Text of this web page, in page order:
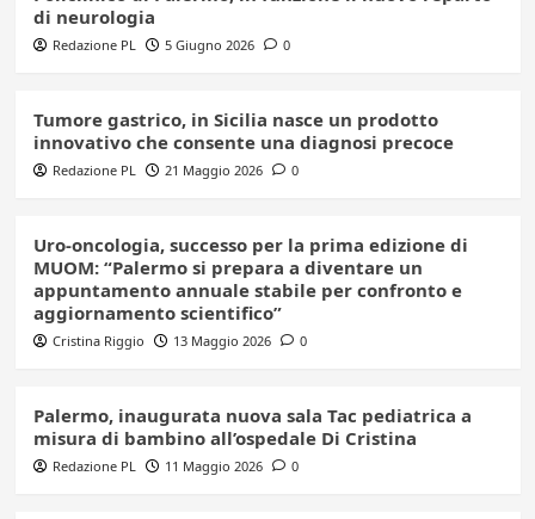
di neurologia
Redazione PL 5 Giugno 2026 0
Tumore gastrico, in Sicilia nasce un prodotto
innovativo che consente una diagnosi precoce
Redazione PL 21 Maggio 2026 0
Uro-oncologia, successo per la prima edizione di
MUOM: “Palermo si prepara a diventare un
appuntamento annuale stabile per confronto e
aggiornamento scientifico”
Cristina Riggio 13 Maggio 2026 0
Palermo, inaugurata nuova sala Tac pediatrica a
misura di bambino all’ospedale Di Cristina
Redazione PL 11 Maggio 2026 0